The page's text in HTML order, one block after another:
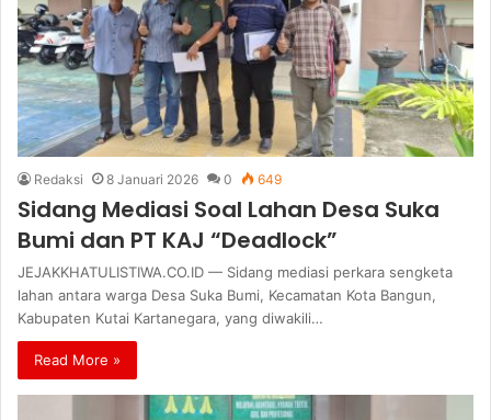
Redaksi 8 Januari 2026 0 649
Sidang Mediasi Soal Lahan Desa Suka
Bumi dan PT KAJ “Deadlock”
JEJAKKHATULISTIWA.CO.ID — Sidang mediasi perkara sengketa
lahan antara warga Desa Suka Bumi, Kecamatan Kota Bangun,
Kabupaten Kutai Kartanegara, yang diwakili…
Read More »